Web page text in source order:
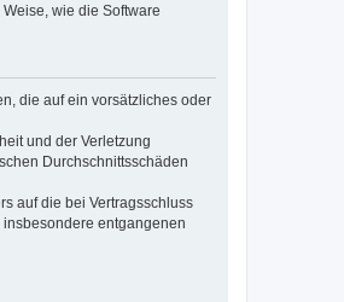
wie die Software
die auf ein vorsätzliches oder
und der Verletzung
Durchschnittsschäden
auf die bei Vertragsschluss
entgangenen